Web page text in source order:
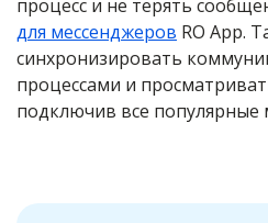
процесс и не терять
для мессенджеров RO App.
синхронизировать
процессами и
подключив все популярные